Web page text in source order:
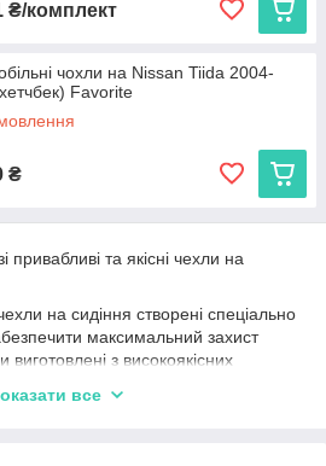
₴/комплект
чохли на Nissan Tiida 2004-
Favorite
₴
та якісні чехли на
на сидіння створені спеціально
максимальний захист
з високоякісних
все